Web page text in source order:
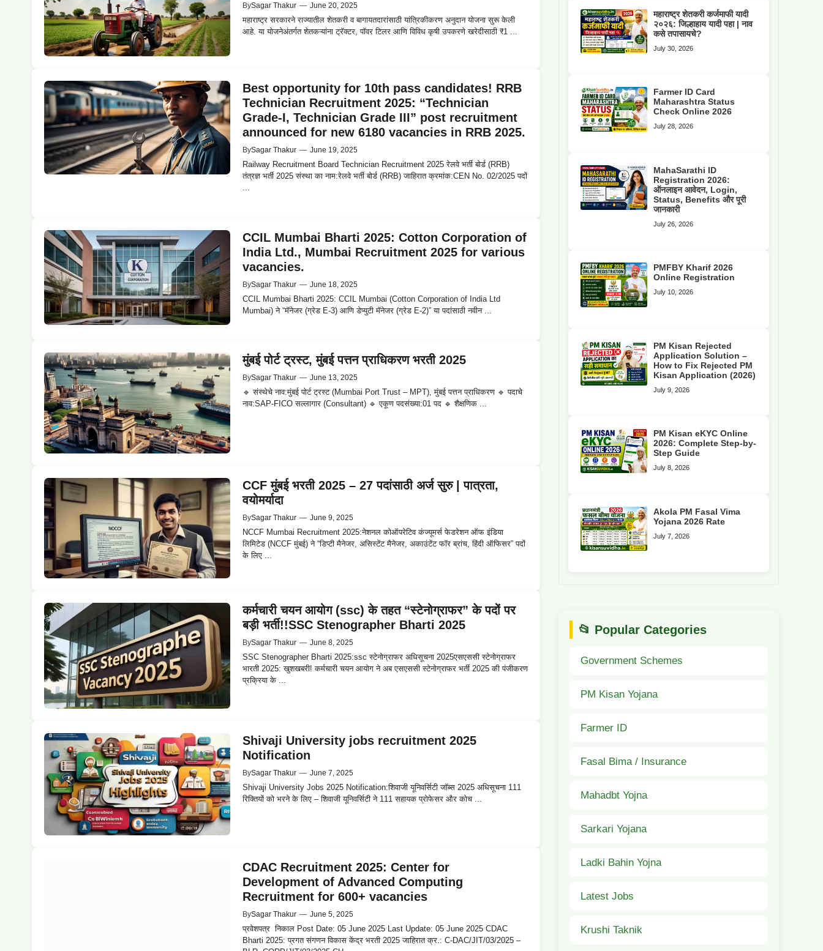
BySagar Thakur — June 20, 2025
महाराष्ट्र सरकारने राज्यातील शेतकरी व बागायतदारांसाठी यांत्रिकीकरण अनुदान योजना सुरू केली
आहे. या योजनेअंतर्गत शेतकऱ्यांना ट्रॅक्टर, पॉवर टिलर आणि विविध कृषी उपकरणे खरेदीसाठी ₹1 ...
Best opportunity for 10th pass candidates! RRB
Technician Recruitment 2025: “Technician
Grade-I, Technician Grade III” post recruitment
announced for new 6180 vacancies in RRB 2025.
BySagar Thakur — June 19, 2025
Railway Recruitment Board Technician Recruitment 2025 रेलवे भर्ती बोर्ड (RRB)
तंत्रज्ञ भर्ती 2025 संस्था का नाम:रेलवे भर्ती बोर्ड (RRB) जाहिरात क्रमांक:CEN No. 02/2025 पदों
...
CCIL Mumbai Bharti 2025: Cotton Corporation of
India Ltd., Mumbai Recruitment 2025 for various
vacancies.
BySagar Thakur — June 18, 2025
CCIL Mumbai Bharti 2025: CCIL Mumbai (Cotton Corporation of India Ltd
Mumbai) ने “मॅनेजर (ग्रेड E-3) आणि डेप्युटी मॅनेजर (ग्रेड E-2)” या पदांसाठी नवीन ...
मुंबई पोर्ट ट्रस्ट, मुंबई पत्तन प्राधिकरण भरती 2025
BySagar Thakur — June 13, 2025
🔹 संस्थेचे नाव:मुंबई पोर्ट ट्रस्ट (Mumbai Port Trust – MPT), मुंबई पत्तन प्राधिकरण 🔹 पदाचे
नाव:SAP-FICO सल्लागार (Consultant) 🔹 एकूण पदसंख्या:01 पद 🔹 शैक्षणिक ...
CCF मुंबई भरती 2025 – 27 पदांसाठी अर्ज सुरु | पात्रता,
वयोमर्यादा
BySagar Thakur — June 9, 2025
NCCF Mumbai Recruitment 2025:नेशनल कोऑपरेटिव कंज्यूमर्स फेडरेशन ऑफ इंडिया
लिमिटेड (NCCF मुंबई) ने “डिप्टी मैनेजर, असिस्टेंट मैनेजर, अकाउंटेंट फॉर ब्रांच, हिंदी ऑफिसर” पदों
के लिए ...
कर्मचारी चयन आयोग (ssc) के तहत “स्टेनोग्राफर” के पदों पर
बड़ी भर्ती!!SSC Stenographer Bharti 2025
BySagar Thakur — June 8, 2025
SSC Stenographer Bharti 2025:ssc स्टेनोग्राफर अधिसूचना 2025एसएससी स्टेनोग्राफर
भारती 2025: खुशखबरी! कर्मचारी चयन आयोग ने अब एसएससी स्टेनोग्राफर भर्ती 2025 की पंजीकरण
प्रक्रिया के ...
Shivaji University jobs recruitment 2025
Notification
BySagar Thakur — June 7, 2025
Shivaji University Jobs 2025 Notification:शिवाजी यूनिवर्सिटी जॉब्स 2025 अधिसूचना 111
रिक्तियों को भरने के लिए – शिवाजी यूनिवर्सिटी ने 111 सहायक प्रोफेसर और कोच ...
CDAC Recruitment 2025: Center for
Development of Advanced Computing
Recruitment for 600+ vacancies
BySagar Thakur — June 5, 2025
प्रवेशपत्र निकाल Post Date: 05 June 2025 Last Update: 05 June 2025 CDAC
Bharti 2025: प्रगत संगणन विकास केंद्र भरती 2025 जाहिरात क्र.: C-DAC/JIT/03/2025 –
महाराष्ट्र शेतकरी कर्जमाफी यादी
२०२६: जिल्हाहाय यादी पहा | नाव
कसे तपासायचे?
July 30, 2026
Farmer ID Card
Maharashtra Status
Check Online 2026
July 28, 2026
MahaSarathi ID
Registration 2026:
ऑनलाइन आवेदन, Login,
Status, Benefits और पूरी
जानकारी
July 26, 2026
PMFBY Kharif 2026
Online Registration
July 10, 2026
PM Kisan Rejected
Application Solution –
How to Fix Rejected PM
Kisan Application (2026)
July 9, 2026
PM Kisan eKYC Online
2026: Complete Step-by-
Step Guide
July 8, 2026
Akola PM Fasal Vima
Yojana 2026 Rate
July 7, 2026
📂 Popular Categories
Government Schemes
PM Kisan Yojana
Farmer ID
Fasal Bima / Insurance
Mahadbt Yojna
Sarkari Yojana
Ladki Bahin Yojna
Latest Jobs
Krushi Taknik